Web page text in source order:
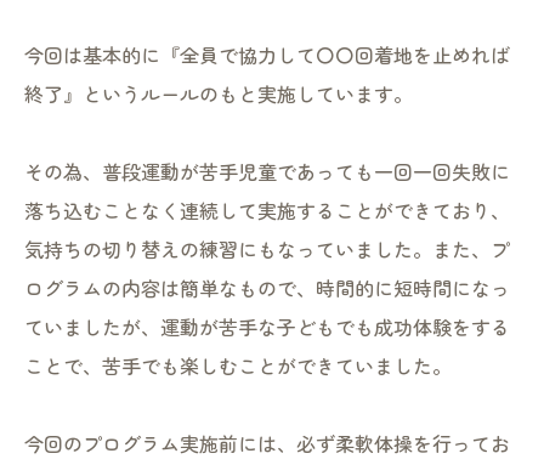
今回は基本的に『全員で協力して〇〇回着地を止めれば
終了』というルールのもと実施しています。
その為、普段運動が苦手児童であっても一回一回失敗に
落ち込むことなく連続して実施することができており、
気持ちの切り替えの練習にもなっていました。また、プ
ログラムの内容は簡単なもので、時間的に短時間になっ
ていましたが、運動が苦手な子どもでも成功体験をする
ことで、苦手でも楽しむことができていました。
今回のプログラム実施前には、必ず柔軟体操を行ってお